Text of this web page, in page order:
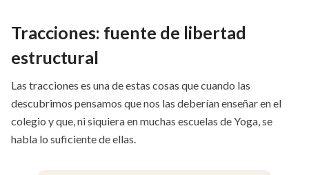
Tracciones: fuente de libertad
estructural
Las tracciones es una de estas cosas que cuando las
descubrimos pensamos que nos las deberían enseñar en el
colegio y que, ni siquiera en muchas escuelas de Yoga, se
habla lo suficiente de ellas.